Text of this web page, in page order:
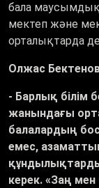
бала маусымдық
мектеп және
орталықтарда
Олжас
- Барлық білім
жанындағы
балалардың
емес,
құндылықтарды
керек. «Заң